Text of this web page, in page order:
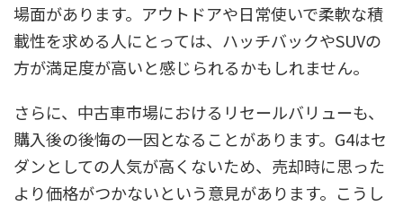
場面があります。アウトドアや日常使いで柔軟な積
載性を求める人にとっては、ハッチバックやSUVの
方が満足度が高いと感じられるかもしれません。
さらに、中古車市場におけるリセールバリューも、
購入後の後悔の一因となることがあります。G4はセ
ダンとしての人気が高くないため、売却時に思った
より価格がつかないという意見があります。こうし